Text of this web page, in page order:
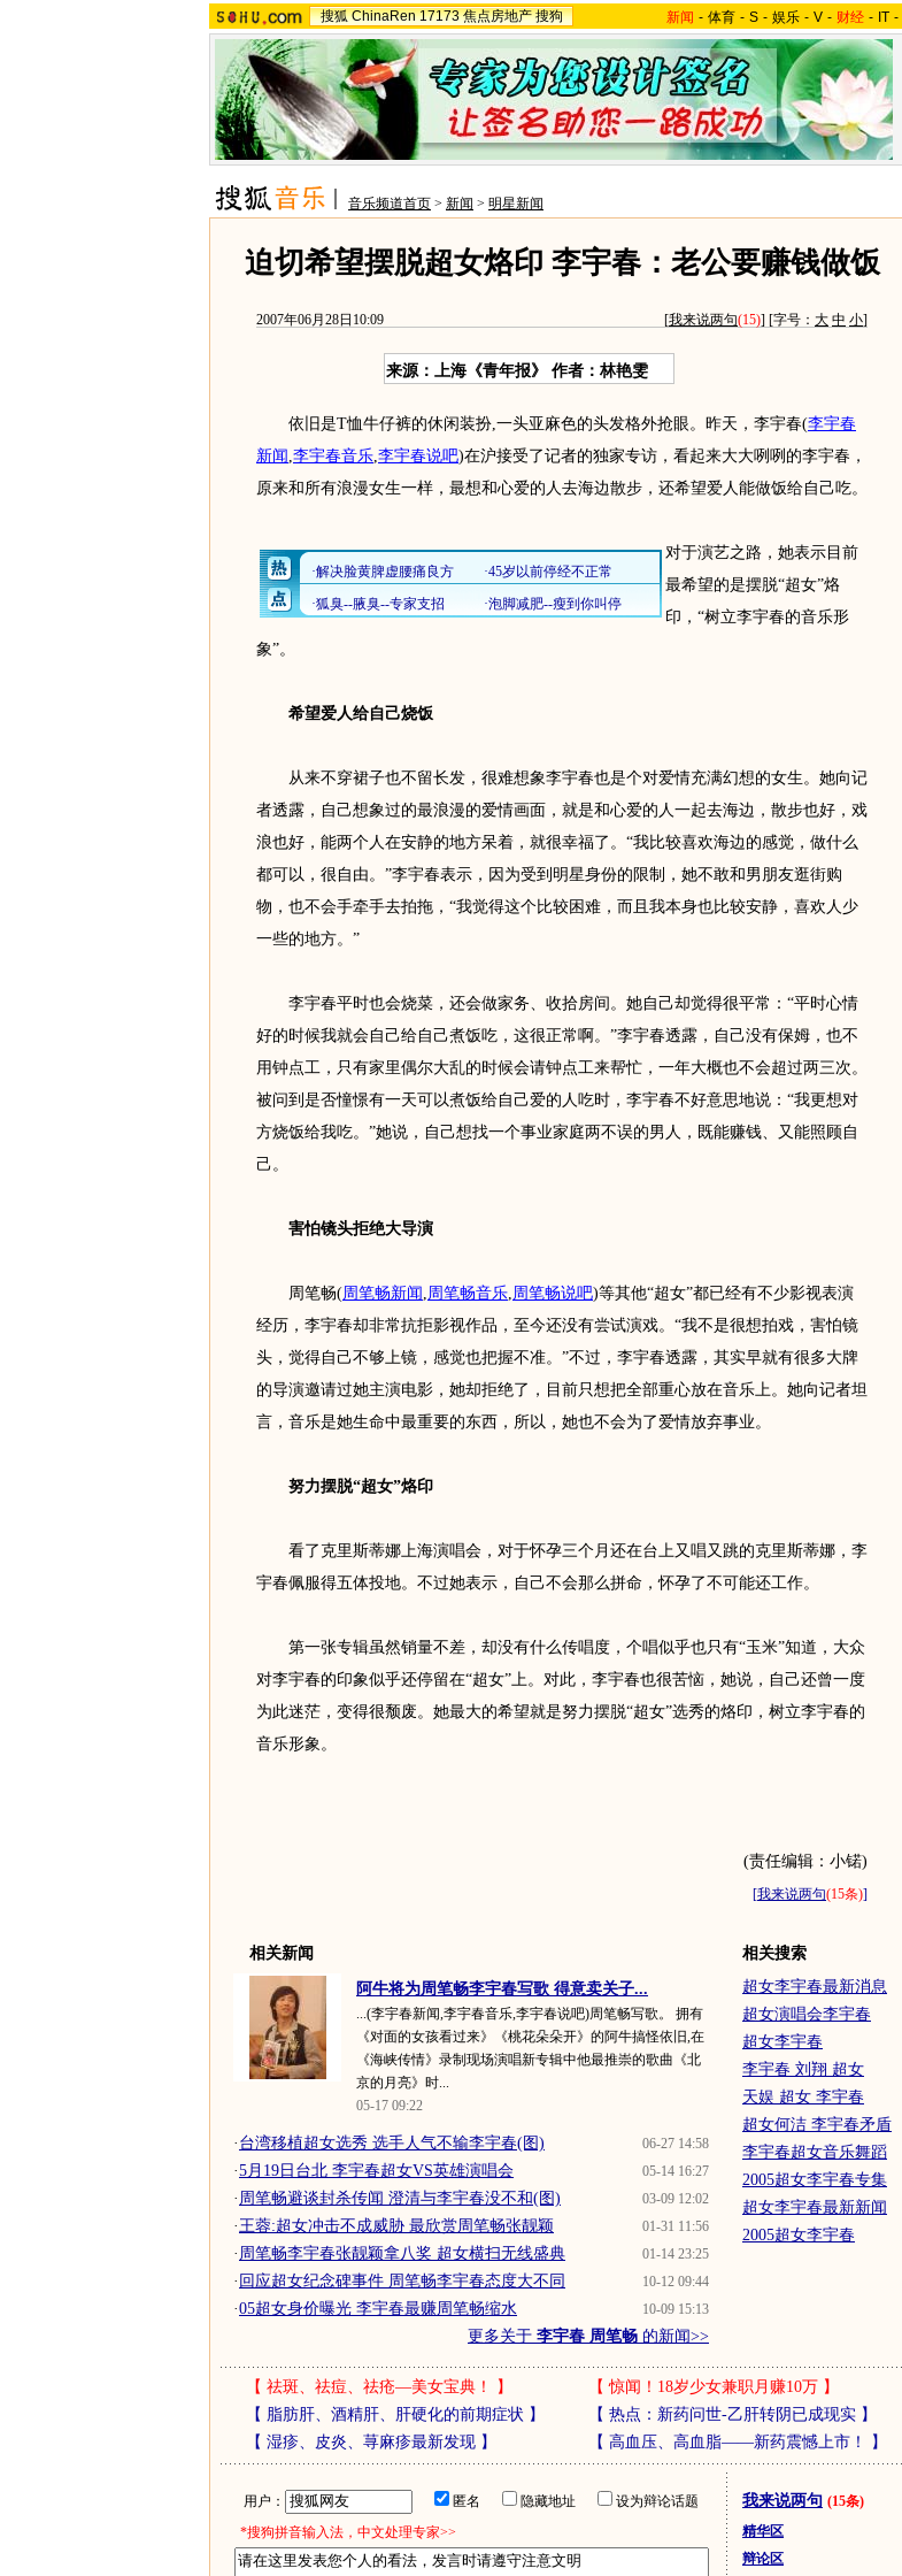
搜狐 ChinaRen 17173 焦点房地产 搜狗 新闻 - 体育 - S - 娱乐 - V - 财经 - IT -
音乐频道首页 > 新闻 > 明星新闻
迫切希望摆脱超女烙印 李宇春：老公要赚钱做饭
2007年06月28日10:09 [我来说两句(15)] [字号： 大 中 小]
来源：上海《青年报》 作者：林艳雯
依旧是T恤牛仔裤的休闲装扮,一头亚麻色的头发格外抢眼。昨天，李宇春(李宇春
新闻 ,李宇春音乐,李宇春说吧)在沪接受了记者的独家专访，看起来大大咧咧的李宇春，
原来和所有浪漫女生一样，最想和心爱的人去海边散步，还希望爱人能做饭给自己吃。
对于演艺之路，她表示目前
最希望的是摆脱“超女”烙
印，“树立李宇春的音乐形
象”。
希望爱人给自己烧饭
从来不穿裙子也不留长发，很难想象李宇春也是个对爱情充满幻想的女生。她向记
者透露，自己想象过的最浪漫的爱情画面，就是和心爱的人一起去海边，散步也好，戏
浪也好，能两个人在安静的地方呆着，就很幸福了。“我比较喜欢海边的感觉，做什么
都可以，很自由。”李宇春表示，因为受到明星身份的限制，她不敢和男朋友逛街购
物，也不会手牵手去拍拖，“我觉得这个比较困难，而且我本身也比较安静，喜欢人少
一些的地方。”
李宇春平时也会烧菜，还会做家务、收拾房间。她自己却觉得很平常：“平时心情
好的时候我就会自己给自己煮饭吃，这很正常啊。”李宇春透露，自己没有保姆，也不
用钟点工，只有家里偶尔大乱的时候会请钟点工来帮忙，一年大概也不会超过两三次。
被问到是否憧憬有一天可以煮饭给自己爱的人吃时，李宇春不好意思地说：“我更想对
方烧饭给我吃。”她说，自己想找一个事业家庭两不误的男人，既能赚钱、又能照顾自
己。
害怕镜头拒绝大导演
周笔畅(周笔畅新闻 ,周笔畅音乐,周笔畅说吧)等其他“超女”都已经有不少影视表演
经历，李宇春却非常抗拒影视作品，至今还没有尝试演戏。“我不是很想拍戏，害怕镜
头，觉得自己不够上镜，感觉也把握不准。”不过，李宇春透露，其实早就有很多大牌
的导演邀请过她主演电影，她却拒绝了，目前只想把全部重心放在音乐上。她向记者坦
言，音乐是她生命中最重要的东西，所以，她也不会为了爱情放弃事业。
努力摆脱“超女”烙印
看了克里斯蒂娜上海演唱会，对于怀孕三个月还在台上又唱又跳的克里斯蒂娜，李
宇春佩服得五体投地。不过她表示，自己不会那么拼命，怀孕了不可能还工作。
第一张专辑虽然销量不差，却没有什么传唱度，个唱似乎也只有“玉米”知道，大众
对李宇春的印象似乎还停留在“超女”上。对此，李宇春也很苦恼，她说，自己还曾一度
为此迷茫，变得很颓废。她最大的希望就是努力摆脱“超女”选秀的烙印，树立李宇春的
音乐形象。
(责任编辑：小锘)
[我来说两句(15条)]
相关新闻
阿牛将为周笔畅李宇春写歌 得意卖关子...
...(李宇春新闻,李宇春音乐,李宇春说吧)周笔畅写歌。 拥有
《对面的女孩看过来》《桃花朵朵开》的阿牛搞怪依旧,在
《海峡传情》录制现场演唱新专辑中他最推崇的歌曲《北
京的月亮》时...
05-17 09:22
06-27 14:58
· 台湾移植超女选秀 选手人气不输李宇春(图)
05-14 16:27
·5月19日台北 李宇春超女VS英雄演唱会
03-09 12:02
· 周笔畅避谈封杀传闻 澄清与李宇春没不和(图)
01-31 11:56
·王蓉:超女冲击不成威胁 最欣赏周笔畅张靓颖
01-14 23:25
· 周笔畅李宇春张靓颖拿八奖 超女横扫无线盛典
10-12 09:44
· 回应超女纪念碑事件 周笔畅李宇春态度大不同
10-09 15:13
·05超女身价曝光 李宇春最赚周笔畅缩水
更多关于 李宇春 周笔畅 的新闻>>
相关搜索
超女李宇春最新消息
超女演唱会李宇春
超女李宇春
李宇春 刘翔 超女
天娱 超女 李宇春
超女何洁 李宇春矛盾
李宇春超女音乐舞蹈
2005超女李宇春专集
超女李宇春最新新闻
2005超女李宇春
【 祛斑、祛痘、祛疮—美女宝典！ 】 【惊闻！18岁少女兼职月赚10万】
【 脂肪肝、酒精肝、肝硬化的前期症状 】 【 热点：新药问世-乙肝转阴已成现实】
【 湿疹、皮炎、荨麻疹最新发现】 【 高血压、高血脂——新药震憾上市！ 】
用户： 匿名 隐藏地址
设为辩论话题
*搜狗拼音输入法，中文处理专家>>
我来说两句 (15条)
精华区
辩论区